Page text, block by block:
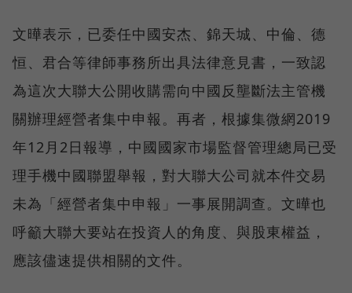
文曄表示，已委任中國安杰、錦天城、中倫、德
恒、君合等律師事務所出具法律意見書，一致認
為這次大聯大公開收購需向中國反壟斷法主管機
關辦理經營者集中申報。再者，根據集微網2019
年12月2日報導，中國國家市場監督管理總局已受
理手機中國聯盟舉報，對大聯大公司就本件交易
未為「經營者集中申報」一事展開調查。文曄也
呼籲大聯大要站在投資人的角度、與股東權益，
應該儘速提供相關的文件。